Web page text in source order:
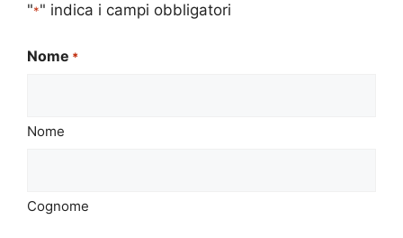
"*" indica i campi obbligatori
Nome *
Nome
Cognome